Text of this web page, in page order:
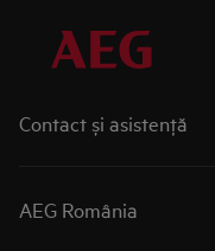
Contact și asistenţă
Asistenţă service
Platformă asistenţă
AEG România